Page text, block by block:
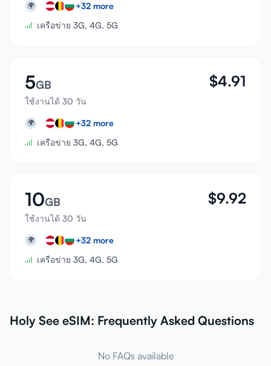
🌍 +32 more
เครือข่าย 3G, 4G, 5G
5GB
ใช้งานได้ 30 วัน
$4.91
🌍 +32 more
เครือข่าย 3G, 4G, 5G
10GB
ใช้งานได้ 30 วัน
$9.92
🌍 +32 more
เครือข่าย 3G, 4G, 5G
Holy See eSIM: Frequently Asked Questions
No FAQs available